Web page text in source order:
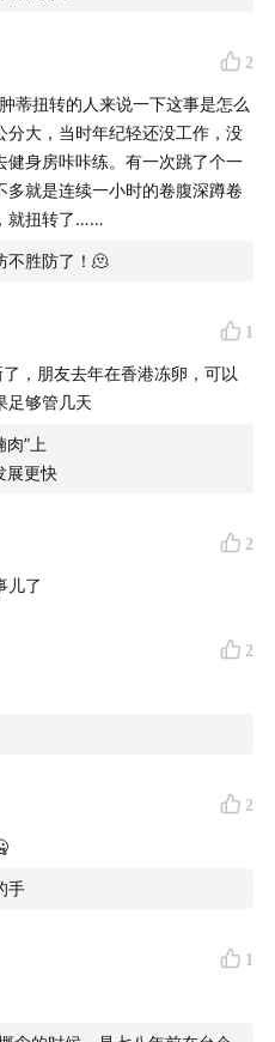
字以内入群申请理由（可
大段重复文字）审核通过小
忘了自我介绍哦~
2
蒂扭转的人来说一下这事是怎么
分大，当时年纪轻还没工作，没
健身房咔咔练。有一次跳了个一
就是连续一小时的卷腹深蹲卷
就扭转了……
不胜防了！🫠
1
，朋友去年在香港冻卵，可以
足够管几天
”上
展更快
2
儿了
2
2
手
1